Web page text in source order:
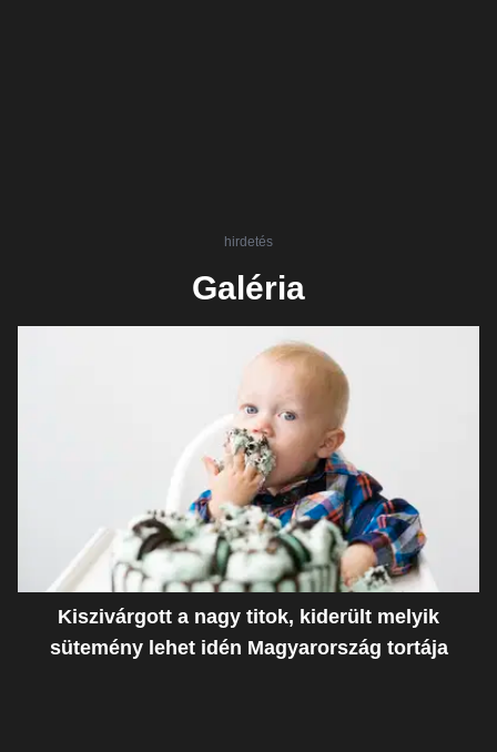
hirdetés
Galéria
Kiszivárgott a nagy titok, kiderült melyik
sütemény lehet idén Magyarország tortája